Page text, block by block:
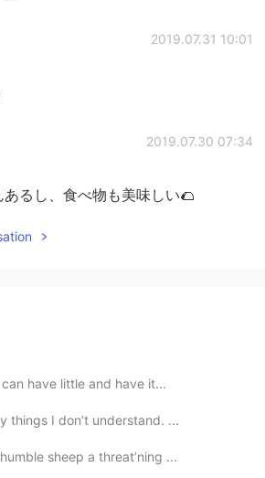
2019.07.31 10:01
2019.07.30 07:34
るし、食べ物も美味しい🌮
have little and have it...
things I don’t understand. ...
sheep a threat’ning ...